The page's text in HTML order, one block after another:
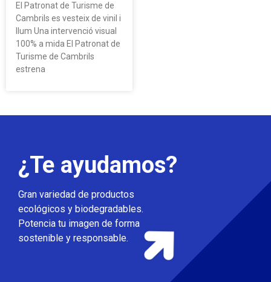
El Patronat de Turisme de
Cambrils es vesteix de vinil i
llum Una intervenció visual
100% a mida El Patronat de
Turisme de Cambrils
estrena
¿Te ayudamos?
Gran variedad de productos
ecológicos y biodegradables.
Potencia tu imagen de forma
sostenible y responsable.